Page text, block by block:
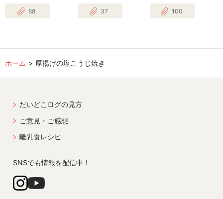
88 37 100
ホーム 厚揚げの塩こうじ焼き
だいどこログの見方
ご意見・ご感想
離乳食レシピ
SNSでも情報を配信中！